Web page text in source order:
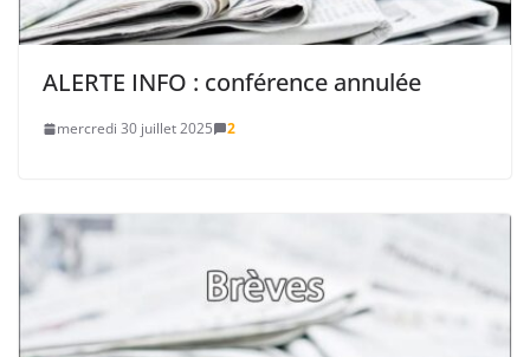
ALERTE INFO : conférence annulée
mercredi 30 juillet 2025 2